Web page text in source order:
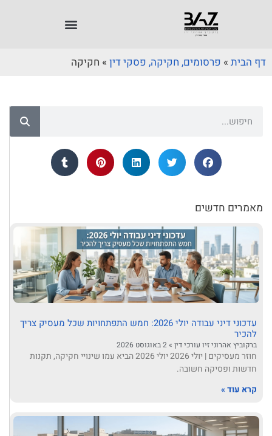
דף הבית » פרסומים, חקיקה, פסקי דין » חקיקה
מאמרים חדשים
עדכוני דיני עבודה יולי 2026: חמש התפתחויות שכל מעסיק צריך
להכיר
ברקוביץ אהרוני זיו עורכי דין
חוזר מעסיקים | יולי 2026 יולי 2026 הביא עמו שינויי חקיקה, תקנות
חדשות ופסיקה חשובה.
קרא עוד »